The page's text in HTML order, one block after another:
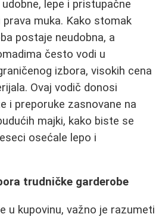
lepe i pristupačne
muka. Kako stomak
postaje neudobna, a
često vodi u
izbora, visokih cena
Ovaj vodič donosi
i preporuke zasnovane na
majki, kako biste se
osećale lepo i
trudničke garderobe
u kupovinu, važno je razumeti